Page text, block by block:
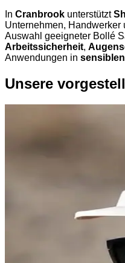
In Cranbrook unterstützt
Unternehmen,
Auswahl geeigneter Bollé
Arbeitssicherheit,
Anwendungen in
Unsere